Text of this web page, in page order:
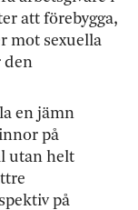
att förebygga,
mot sexuella
den
en jämn
på
utan helt
på